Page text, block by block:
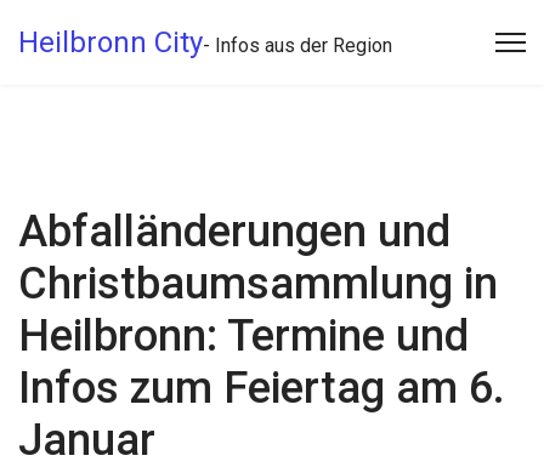
Heilbronn City- Infos aus der Region
Abfalländerungen und
Christbaumsammlung in
Heilbronn: Termine und
Infos zum Feiertag am 6.
Januar